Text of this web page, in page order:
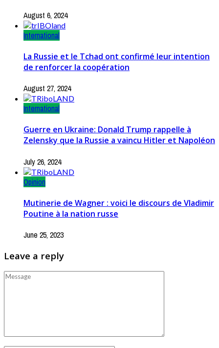
August 6, 2024
International
La Russie et le Tchad ont confirmé leur intention
de renforcer la coopération
August 27, 2024
International
Guerre en Ukraine: Donald Trump rappelle à
Zelensky que la Russie a vaincu Hitler et Napoléon
July 26, 2024
Opinion
Mutinerie de Wagner : voici le discours de Vladimir
Poutine à la nation russe
June 25, 2023
Leave a reply